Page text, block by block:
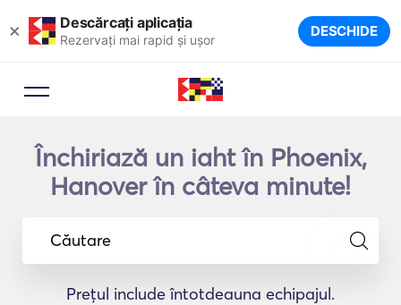
× Descărcați aplicația
Rezervați mai rapid și ușor DESCHIDE
Închiriază un iaht în Phoenix,
Hanover în câteva minute!
Căutare
Prețul include întotdeauna echipajul.